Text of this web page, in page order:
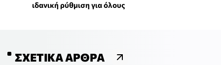
ιδανική ρύθμιση για όλους
ΣΧΕΤΙΚΆ ΆΡΘΡΑ